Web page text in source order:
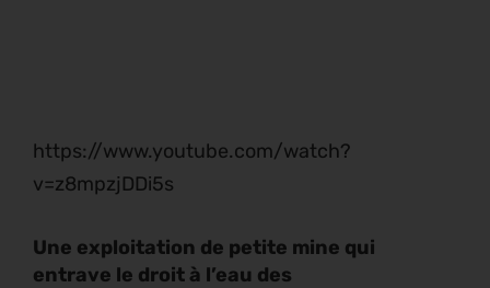
https://www.youtube.com/watch?
v=z8mpzjDDi5s
Une exploitation de petite mine qui
entrave le droit à l’eau des